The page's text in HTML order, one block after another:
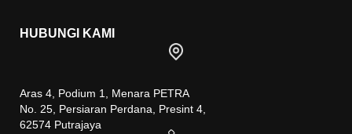
HUBUNGI KAMI
Aras 4, Podium 1, Menara PETRA
No. 25, Persiaran Perdana, Presint 4,
62574 Putrajaya